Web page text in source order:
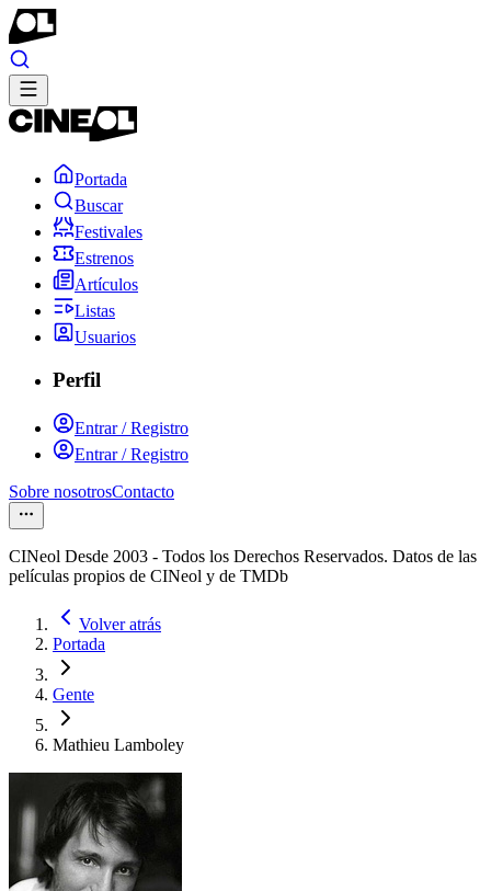
Portada
Buscar
Festivales
Estrenos
Artículos
Listas
Usuarios
Perfil
Entrar / Registro
Entrar / Registro
Sobre nosotrosContacto
CINeol Desde 2003 - Todos los Derechos Reservados. Datos de las
películas propios de CINeol y de TMDb
Volver atrás
Portada
Gente
Mathieu Lamboley